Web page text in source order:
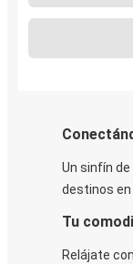
Un sinfín
destinos en
Tu
Relájate